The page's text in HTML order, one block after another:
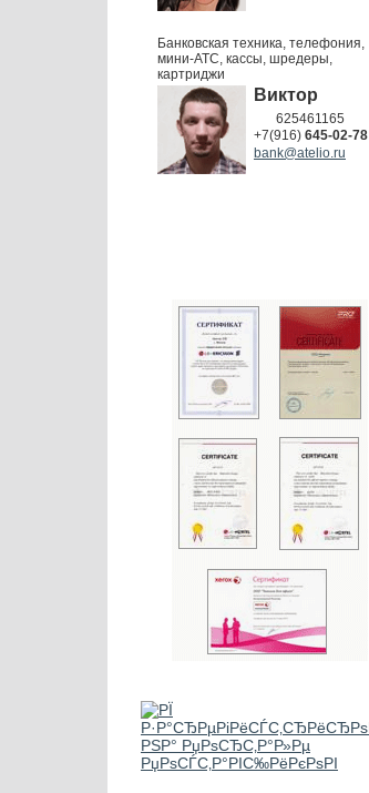
Банковская техника, телефония,
мини-АТС, кассы, шредеры,
картриджи
Виктор
625461165
+7(916) 645-02-78
bank@atelio.ru